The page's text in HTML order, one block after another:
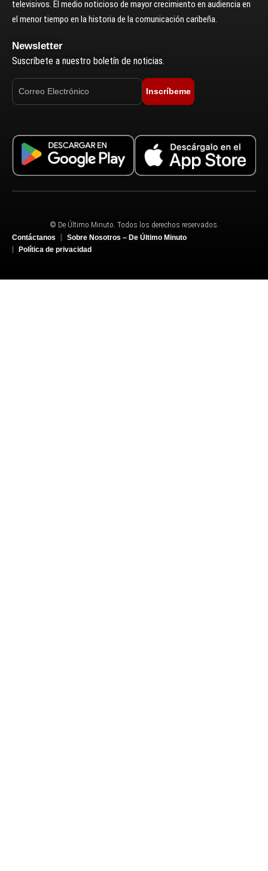
televisivos. El medio noticioso de mayor crecimiento en audiencia en
el menor tiempo en la historia de la comunicación caribeña.
Newsletter
Suscríbete a nuestro boletín de noticias.
Inscríbeme
© De Último Minuto. Todos los derechos reservados.
Contáctanos
Sobre Nosotros – De Último Minuto
Política de privacidad